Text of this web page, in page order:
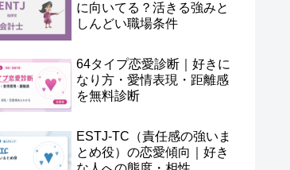
に向いてる？活きる強みと
しんどい職場条件
64タイプ恋愛診断｜好きに
なり方・愛情表現・距離感
を無料診断
ESTJ-TC（責任感の強いま
とめ役）の恋愛傾向｜好き